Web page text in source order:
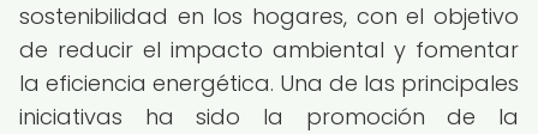
sostenibilidad en los hogares, con el objetivo
de reducir el impacto ambiental y fomentar
la eficiencia energética. Una de las principales
iniciativas ha sido la promoción de la